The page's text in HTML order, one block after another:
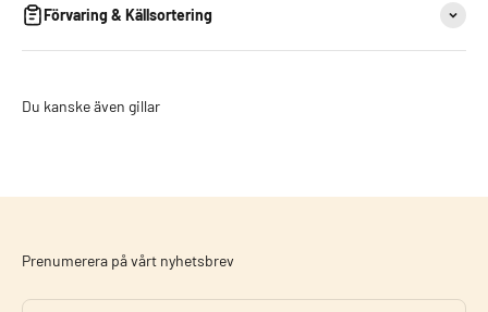
Förvaring & Källsortering
Du kanske även gillar
Prenumerera på vårt nyhetsbrev